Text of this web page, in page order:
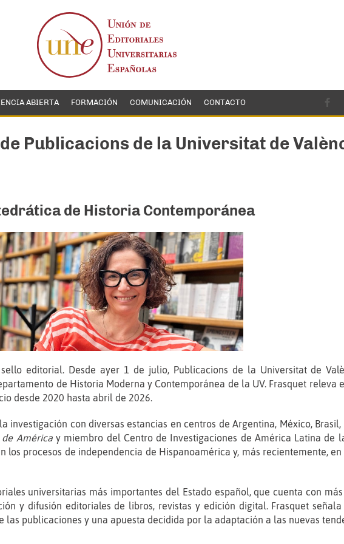
ABIERTA FORMACIÓN COMUNICACIÓN CONTACTO
Publicacions de la Universitat de
de Historia Contemporánea
editorial. Desde ayer 1 de julio, Publicacions de la Universitat de
de Historia Moderna y Contemporánea de la UV. Frasquet releva
desde 2020 hasta abril de 2026.
con diversas estancias en centros de Argentina, México, Brasil,
de Américay miembro del Centro de Investigaciones de América Latina de
los procesos de independencia de Hispanoamérica y, más recientemente,
universitarias más importantes del Estado español, que cuenta con
y difusión editoriales de libros, revistas y edición digital. Frasquet
publicaciones y una apuesta decidida por la adaptación a las nuevas